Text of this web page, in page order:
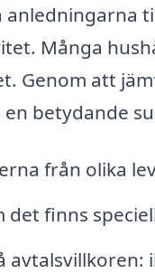
anledningarna
Många
Genom att
betydande
från olika
det finns